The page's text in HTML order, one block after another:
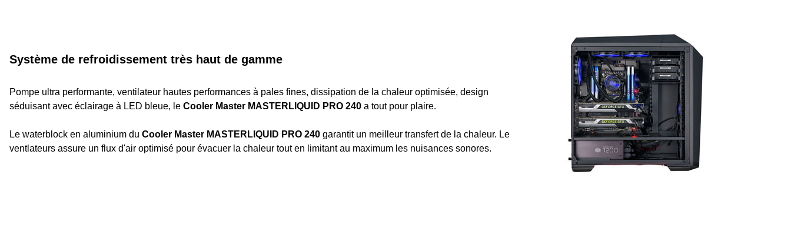
Système de refroidissement très haut de gamme
Pompe ultra performante, ventilateur hautes performances à pales fines, dissipation de la chaleur optimisée, design
séduisant avec éclairage à LED bleue, le Cooler Master MASTERLIQUID PRO 240 a tout pour plaire.
Le waterblock en aluminium du Cooler Master MASTERLIQUID PRO 240 garantit un meilleur transfert de la chaleur. Le
ventlateurs assure un flux d'air optimisé pour évacuer la chaleur tout en limitant au maximum les nuisances sonores.